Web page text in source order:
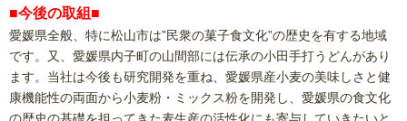
■今後の取組■
愛媛県全般、特に松山市は”民衆の菓子食文化”の歴史を有する地域
です。又、愛媛県内子町の山間部には伝承の小田手打うどんがあり
ます。当社は今後も研究開発を重ね、愛媛県産小麦の美味しさと健
康機能性の両面から小麦粉・ミックス粉を開発し、愛媛県の食文化